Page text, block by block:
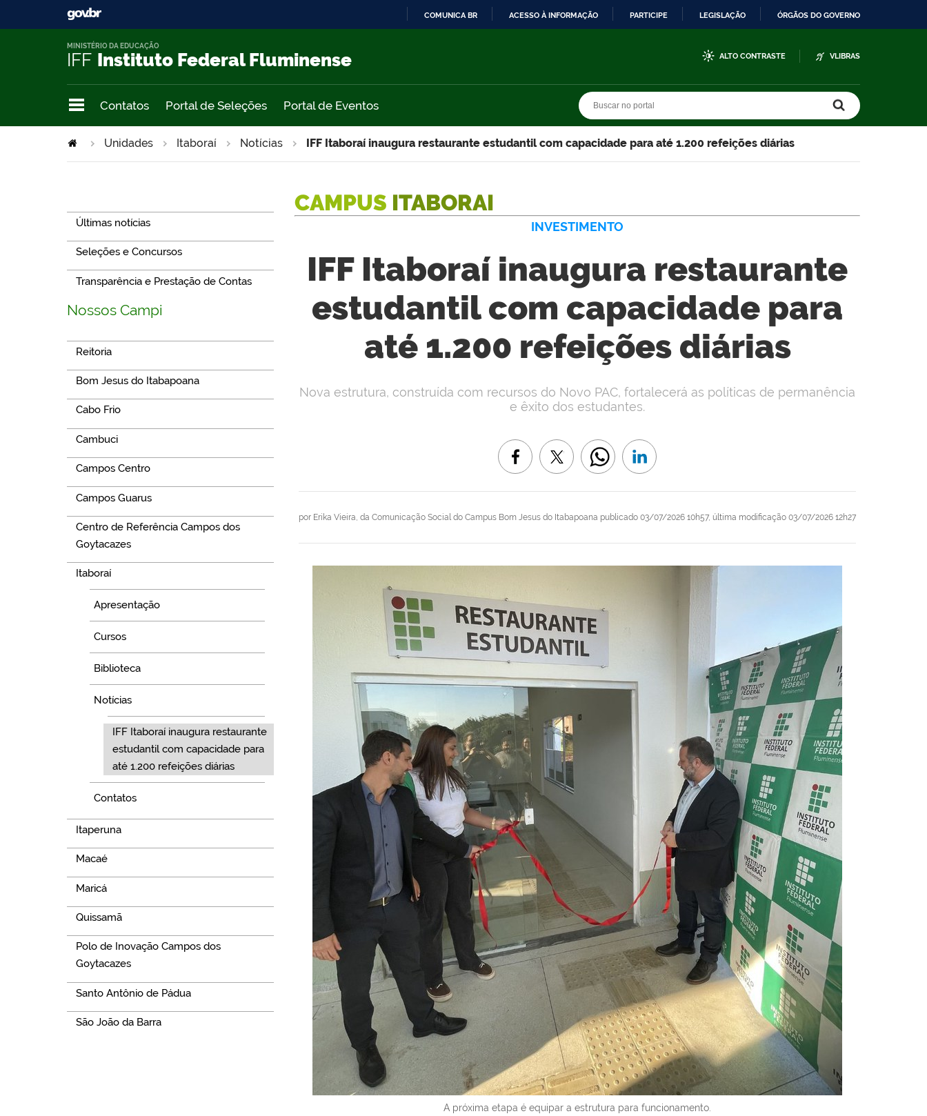
COMUNICA BR ACESSO À INFORMAÇÃO PARTICIPE LEGISLAÇÃO ÓRGÃOS DO GOVERNO
IFF Instituto Federal Fluminense
MINISTÉRIO DA EDUCAÇÃO
ALTO CONTRASTE VLIBRAS
Contatos Portal de Seleções Portal de Eventos
Unidades Itaboraí Notícias IFF Itaboraí inaugura restaurante estudantil com capacidade para até 1.200 refeições diárias
Últimas notícias
Seleções e Concursos
Transparência e Prestação de Contas
Nossos Campi
Reitoria
Bom Jesus do Itabapoana
Cabo Frio
Cambuci
Campos Centro
Campos Guarus
Centro de Referência Campos dos
Goytacazes
Itaboraí
Apresentação
Cursos
Biblioteca
Notícias
IFF Itaboraí inaugura restaurante
estudantil com capacidade para
até 1.200 refeições diárias
Contatos
Itaperuna
Macaé
Maricá
Quissamã
Polo de Inovação Campos dos
Goytacazes
Santo Antônio de Pádua
São João da Barra
CAMPUS ITABORAI
INVESTIMENTO
IFF Itaboraí inaugura restaurante
estudantil com capacidade para
até 1.200 refeições diárias
por Erika Vieira, da Comunicação Social do Campus Bom Jesus do Itabapoana publicado 03/07/2026 10h57, última modificação 03/07/2026 12h27
Nova estrutura, construída com recursos do Novo PAC, fortalecerá as políticas de permanência
e êxito dos estudantes.
A próxima etapa é equipar a estrutura para funcionamento.